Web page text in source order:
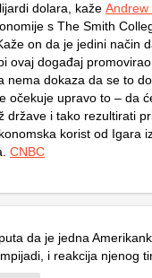
dolara, kaže Andrew
s The Smith
on da je jedini način
ovaj događaj
nema dokaza da se to
očekuje upravo to – da
države i tako rezultirati
korist od Igara
CNBC
da je jedna
i reakcija njenog